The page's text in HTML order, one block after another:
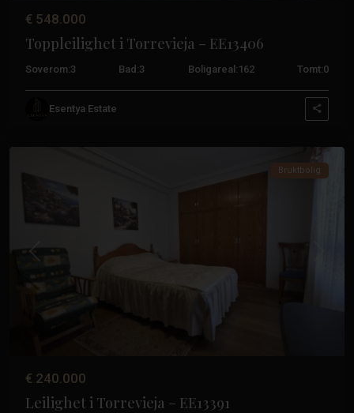
€ 548.000
Toppleilighet i Torrevieja – EE13406
Soverom:3 Bad:3 Boligareal: 162 Tomt:0
Esentya Estate
Acequión,
Bruktbolig
€ 240.000
Leilighet i Torrevieja – EE13391